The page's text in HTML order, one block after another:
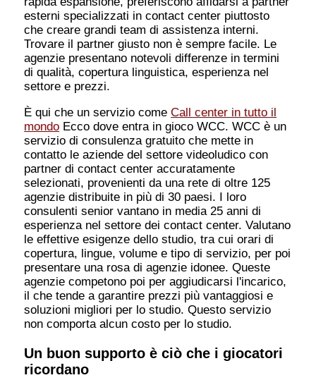
esterni specializzati in contact center piuttosto
che creare grandi team di assistenza interni.
Trovare il partner giusto non è sempre facile. Le
agenzie presentano notevoli differenze in termini
di qualità, copertura linguistica, esperienza nel
settore e prezzi.
È qui che un servizio comeCall center in tutto il
mondo Ecco dove entra in gioco WCC. WCC è un
servizio di consulenza gratuito che mette in
contatto le aziende del settore videoludico con
partner di contact center accuratamente
selezionati, provenienti da una rete di oltre 125
agenzie distribuite in più di 30 paesi. I loro
consulenti senior vantano in media 25 anni di
esperienza nel settore dei contact center. Valutano
le effettive esigenze dello studio, tra cui orari di
copertura, lingue, volume e tipo di servizio, per poi
presentare una rosa di agenzie idonee. Queste
agenzie competono poi per aggiudicarsi l'incarico,
il che tende a garantire prezzi più vantaggiosi e
soluzioni migliori per lo studio. Questo servizio
non comporta alcun costo per lo studio.
Un buon supporto è ciò che i giocatori
ricordano